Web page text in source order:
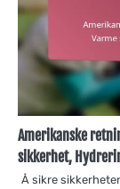
Amerikanske
sikkerhet,
Å sikre